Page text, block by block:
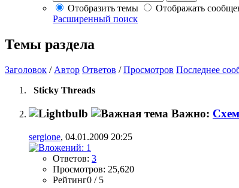
Отобразить темы
Отображать
Расширенный поиск
Темы раздела
Заголовок / Автор Ответов /Просмотров Последнее
Sticky Threads
Важно:
sergione, 04.01.2009 20:25
Ответов: 3
Просмотров: 25,620
Рейтинг0 / 5